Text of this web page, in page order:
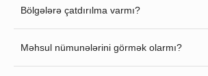
Bölgələrə çatdırılma varmı?
Məhsul nümunələrini görmək olarmı?